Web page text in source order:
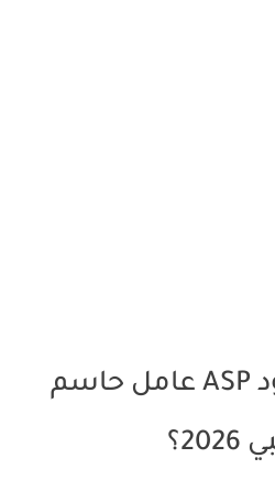
لماذا اختيار مزود ASP عامل حاسم